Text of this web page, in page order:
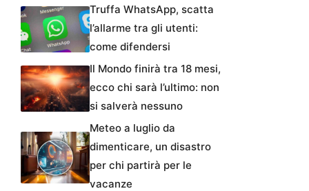
Truffa WhatsApp, scatta
l’allarme tra gli utenti:
come difendersi
Il Mondo finirà tra 18 mesi,
ecco chi sarà l’ultimo: non
si salverà nessuno
Meteo a luglio da
dimenticare, un disastro
per chi partirà per le
vacanze